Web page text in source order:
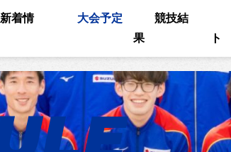
新着情
大会予定
競技結
果
ト